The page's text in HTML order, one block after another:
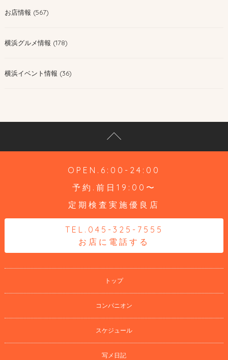
お店情報 (567)
横浜グルメ情報 (178)
横浜イベント情報 (36)
OPEN.6:00-24:00
予約.前日19:00〜
定期検査実施優良店
TEL.045-325-7555
お店に電話する
トップ
コンパニオン
スケジュール
写メ日記